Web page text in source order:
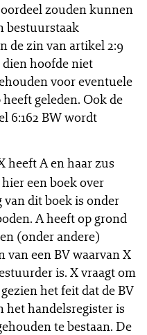
zouden kunnen
bestuurstaak
de zin van artikel 2:9
hoofde niet
voor eventuele
geleden. Ook de
6:162 BW wordt
heeft A en haar zus
een boek over
van dit boek is onder
A heeft op grond
(onder andere)
van een BV waarvan X
is. X vraagt om
het feit dat de BV
het handelsregister is
te bestaan. De